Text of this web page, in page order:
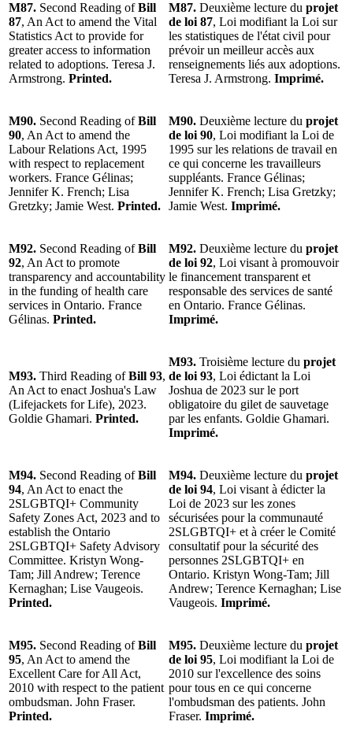
M87. Second Reading ofBill
87, An Act to amend the Vital
Statistics Act to provide for
greater access to information
related to adoptions. Teresa J.
Armstrong. Printed.
M87. Deuxième lecture du projet
de loi 87, Loi modifiant la Loi sur
les statistiques de l'état civil pour
prévoir un meilleur accès aux
renseignements liés aux adoptions.
Teresa J. Armstrong. Imprimé.
M90. Second Reading ofBill
90, An Act to amend the
Labour Relations Act, 1995
with respect to replacement
workers. France Gélinas;
Jennifer K. French; Lisa
Gretzky; Jamie West. Printed.
M90. Deuxième lecture du projet
de loi 90, Loi modifiant la Loi de
1995 sur les relations de travail en
ce qui concerne les travailleurs
suppléants. France Gélinas;
Jennifer K. French; Lisa Gretzky;
Jamie West. Imprimé.
M92. Second Reading ofBill
92, An Act to promote
transparency and accountability
in the funding of health care
services in Ontario. France
Gélinas. Printed.
M92. Deuxième lecture du projet
de loi 92, Loi visant à promouvoir
le financement transparent et
responsable des services de santé
en Ontario. France Gélinas.
Imprimé.
M93. Third Reading ofBill 93,
An Act to enact Joshua's Law
(Lifejackets for Life), 2023.
Goldie Ghamari. Printed.
M93. Troisième lecture du projet
de loi 93, Loi édictant la Loi
Joshua de 2023 sur le port
obligatoire du gilet de sauvetage
par les enfants. Goldie Ghamari.
Imprimé.
M94. Second Reading ofBill
94, An Act to enact the
2SLGBTQI+ Community
Safety Zones Act, 2023 and to
establish the Ontario
2SLGBTQI+ Safety Advisory
Committee. Kristyn Wong-
Tam; Jill Andrew; Terence
Kernaghan; Lise Vaugeois.
Printed.
M94. Deuxième lecture du projet
de loi 94, Loi visant à édicter la
Loi de 2023 sur les zones
sécurisées pour la communauté
2SLGBTQI+ et à créer le Comité
consultatif pour la sécurité des
personnes 2SLGBTQI+ en
Ontario. Kristyn Wong-Tam; Jill
Andrew; Terence Kernaghan; Lise
Vaugeois. Imprimé.
M95. Second Reading ofBill
95, An Act to amend the
Excellent Care for All Act,
2010 with respect to the patient
ombudsman. John Fraser.
Printed.
M95. Deuxième lecture du projet
de loi 95, Loi modifiant la Loi de
2010 sur l'excellence des soins
pour tous en ce qui concerne
l'ombudsman des patients. John
Fraser. Imprimé.